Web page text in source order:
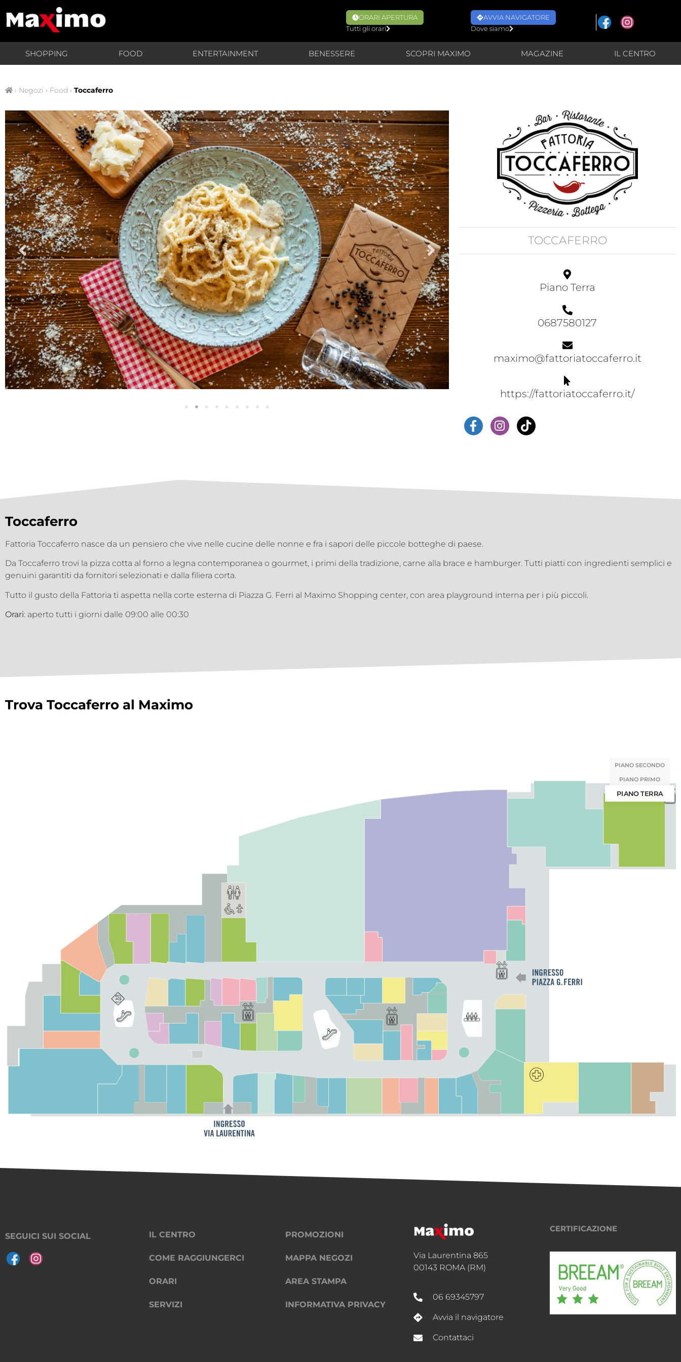
ORARI APERTURA
Tutti gli orari
AVVIA NAVIGATORE
Dove siamo
SHOPPING FOOD ENTERTAINMENT BENESSERE SCOPRI MAXIMO MAGAZINE IL CENTRO
› Negozi › Food › Toccaferro
TOCCAFERRO
Piano Terra
0687580127
maximo@fattoriatoccaferro.it
https://fattoriatoccaferro.it/
Toccaferro
Fattoria Toccaferro nasce da un pensiero che vive nelle cucine delle nonne e fra i sapori delle piccole botteghe di paese.
Da Toccaferro trovi la pizza cotta al forno a legna contemporanea o gourmet, i primi della tradizione, carne alla brace e hamburger. Tutti piatti con ingredienti semplici e
genuini garantiti da fornitori selezionati e dalla filiera corta.
Tutto il gusto della Fattoria ti aspetta nella corte esterna di Piazza G. Ferri al Maximo Shopping center, con area playground interna per i più piccoli.
Orari: aperto tutti i giorni dalle 09:00 alle 00:30
Trova Toccaferro al Maximo
PIANO SECONDO
PIANO PRIMO
PIANO TERRA
SEGUICI SUI SOCIAL IL CENTRO
COME RAGGIUNGERCI
ORARI
SERVIZI
PROMOZIONI
MAPPA NEGOZI
AREA STAMPA
INFORMATIVA PRIVACY
Via Laurentina 865
00143 ROMA (RM)
06 69345797
Avvia il navigatore
Contattaci
CERTIFICAZIONE